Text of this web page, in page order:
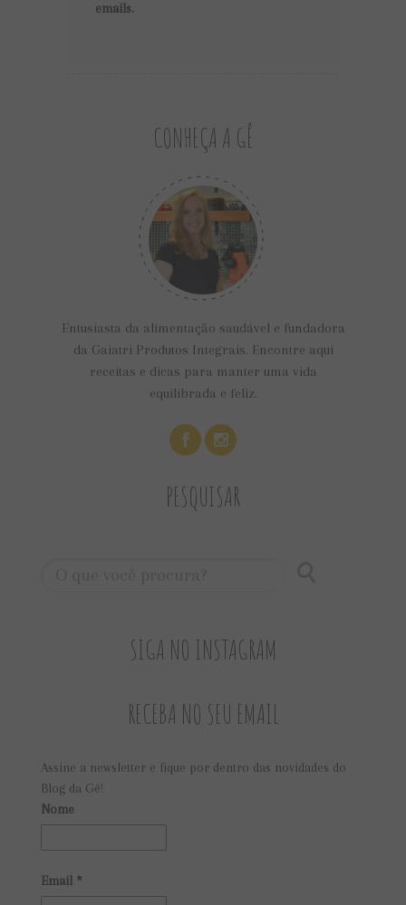
emails.
CONHEÇA A GÊ
Entusiasta da alimentação saudável e fundadora
da Gaiatri Produtos Integrais. Encontre aqui
receitas e dicas para manter uma vida
equilibrada e feliz.
PESQUISAR
SIGA NO INSTAGRAM
RECEBA NO SEU EMAIL
Assine a newsletter e fique por dentro das novidades do
Blog da Gê!
Nome
Email *